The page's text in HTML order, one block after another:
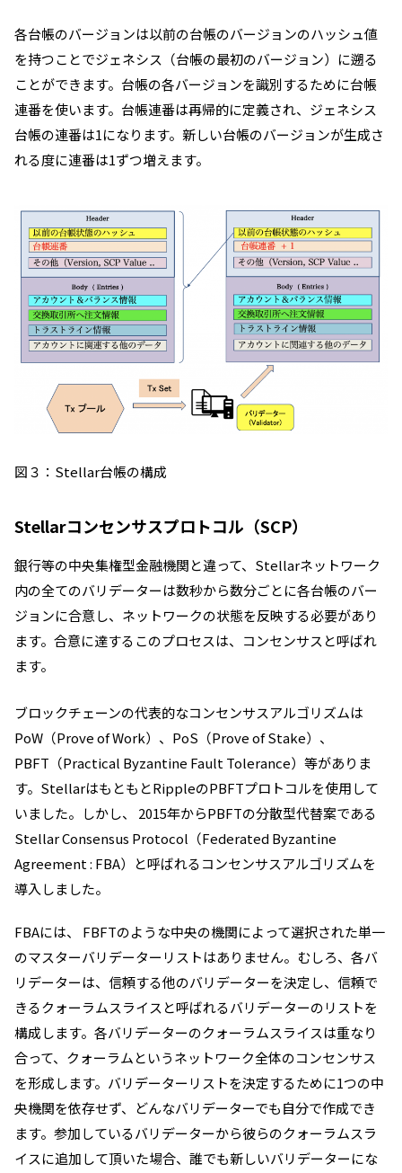
各台帳のバージョンは以前の台帳のバージョンのハッシュ値
を持つことでジェネシス（台帳の最初のバージョン）に遡る
ことができます。台帳の各バージョンを識別するために台帳
連番を使います。台帳連番は再帰的に定義され、ジェネシス
台帳の連番は1になります。新しい台帳のバージョンが生成さ
れる度に連番は1ずつ増えます。
図３：Stellar台帳の構成
Stellarコンセンサスプロトコル（SCP）
銀行等の中央集権型金融機関と違って、Stellarネットワーク
内の全てのバリデーターは数秒から数分ごとに各台帳のバー
ジョンに合意し、ネットワークの状態を反映する必要があり
ます。合意に達するこのプロセスは、コンセンサスと呼ばれ
ます。
ブロックチェーンの代表的なコンセンサスアルゴリズムは
PoW（Prove of Work）、PoS（Prove of Stake）、
PBFT（Practical Byzantine Fault Tolerance）等がありま
す。 StellarはもともとRippleのPBFTプロトコルを使用して
いました。 しかし、 2015年からPBFTの分散型代替案である
Stellar Consensus Protocol（Federated Byzantine
Agreement : FBA）と呼ばれるコンセンサスアルゴリズムを
導入しました。
FBAには、 FBFTのような中央の機関によって選択された単一
のマスターバリデーターリストはありません。むしろ、各バ
リデーターは、信頼する他のバリデーターを決定し、信頼で
きるクォーラムスライスと呼ばれるバリデーターのリストを
構成します。各バリデーターのクォーラムスライスは重なり
合って、クォーラムというネットワーク全体のコンセンサス
を形成します。 バリデーターリストを決定するために1つの中
央機関を依存せず、どんなバリデーターでも自分で作成でき
ます。参加しているバリデーターから彼らのクォーラムスラ
イスに追加して頂いた場合、誰でも新しいバリデーターにな